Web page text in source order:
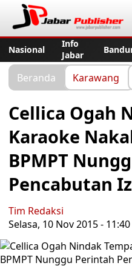
Nasional
Info
Jabar
Beranda Karawang
Cellica Ogah
Karaoke
BPMPT
Pencabutan
Tim Redaksi
Selasa, 10 Nov 2015 -